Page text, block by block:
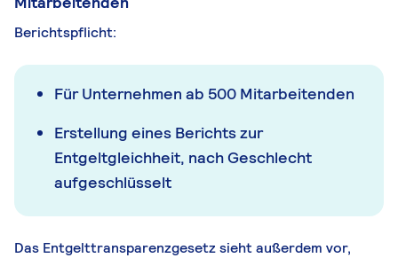
Berichtspflicht:
Für Unternehmen ab 500 Mitarbeitenden
Erstellung eines Berichts zur
Entgeltgleichheit, nach Geschlecht
aufgeschlüsselt
Das Entgelttransparenzgesetz sieht außerdem vor,